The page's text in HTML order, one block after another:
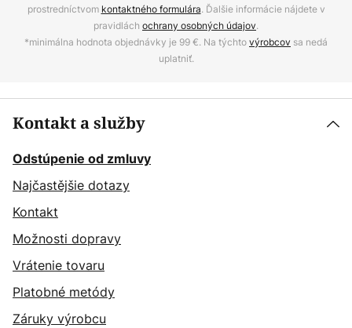
prostredníctvom kontaktného formulára. Ďalšie informácie nájdete v
pravidlách ochrany osobných údajov.
*minimálna hodnota objednávky je 99 €. Na týchtovýrobcov sa nedá
uplatniť.
Kontakt a služby
Odstúpenie od zmluvy
Najčastějšie dotazy
Kontakt
Možnosti dopravy
Vrátenie tovaru
Platobné metódy
Záruky výrobcu